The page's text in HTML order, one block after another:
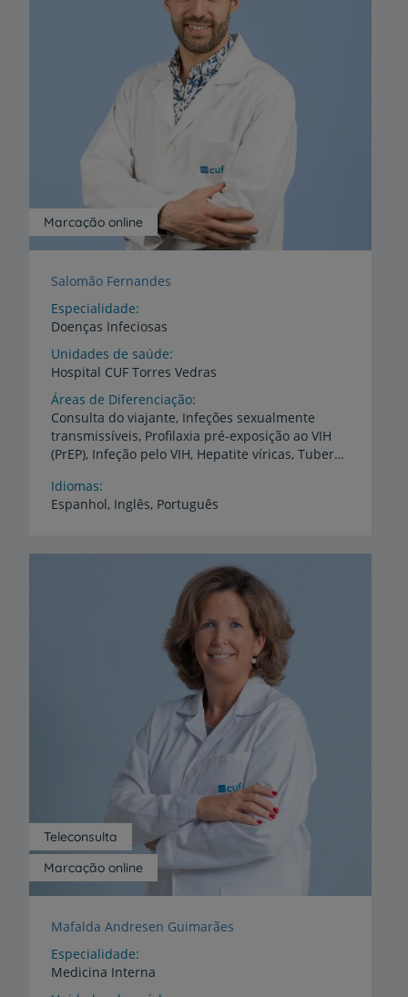
Marcação online
Salomão Fernandes
Especialidade
Doenças Infeciosas
Unidades de saúde
Hospital CUF Torres Vedras
Áreas de Diferenciação
Consulta do viajante, Infeções sexualmente
transmissíveis, Profilaxia pré-exposição ao VIH
(PrEP), Infeção pelo VIH, Hepatite víricas, Tuberculose, Infeções em doentes imunossuprimidos
Idiomas
Espanhol, Inglês, Português
Marcação online
Teleconsulta
Mafalda Andresen Guimarães
Especialidade
Medicina Interna